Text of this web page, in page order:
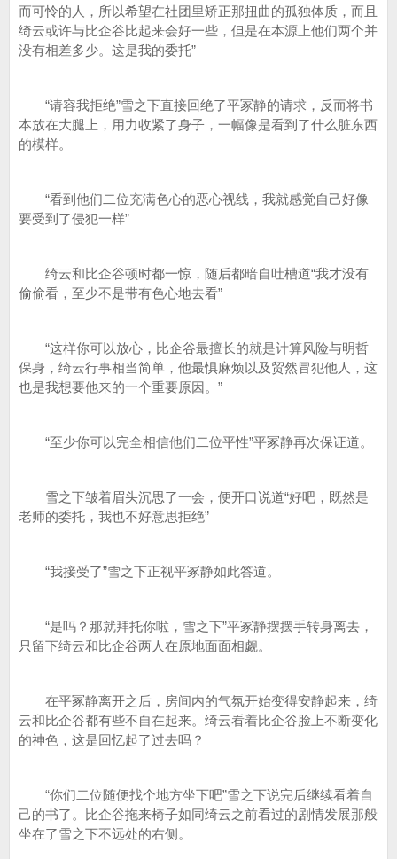
而可怜的人，所以希望在社团里矫正那扭曲的孤独体质，而且
绮云或许与比企谷比起来会好一些，但是在本源上他们两个并
没有相差多少。这是我的委托”
“请容我拒绝”雪之下直接回绝了平冢静的请求，反而将书
本放在大腿上，用力收紧了身子，一幅像是看到了什么脏东西
的模样。
“看到他们二位充满色心的恶心视线，我就感觉自己好像
要受到了侵犯一样”
绮云和比企谷顿时都一惊，随后都暗自吐槽道“我才没有
偷偷看，至少不是带有色心地去看”
“这样你可以放心，比企谷最擅长的就是计算风险与明哲
保身，绮云行事相当简单，他最惧麻烦以及贸然冒犯他人，这
也是我想要他来的一个重要原因。”
“至少你可以完全相信他们二位平性”平冢静再次保证道。
雪之下皱着眉头沉思了一会，便开口说道“好吧，既然是
老师的委托，我也不好意思拒绝”
“我接受了”雪之下正视平冢静如此答道。
“是吗？那就拜托你啦，雪之下”平冢静摆摆手转身离去，
只留下绮云和比企谷两人在原地面面相觑。
在平冢静离开之后，房间内的气氛开始变得安静起来，绮
云和比企谷都有些不自在起来。绮云看着比企谷脸上不断变化
的神色，这是回忆起了过去吗？
“你们二位随便找个地方坐下吧”雪之下说完后继续看着自
己的书了。比企谷拖来椅子如同绮云之前看过的剧情发展那般
坐在了雪之下不远处的右侧。